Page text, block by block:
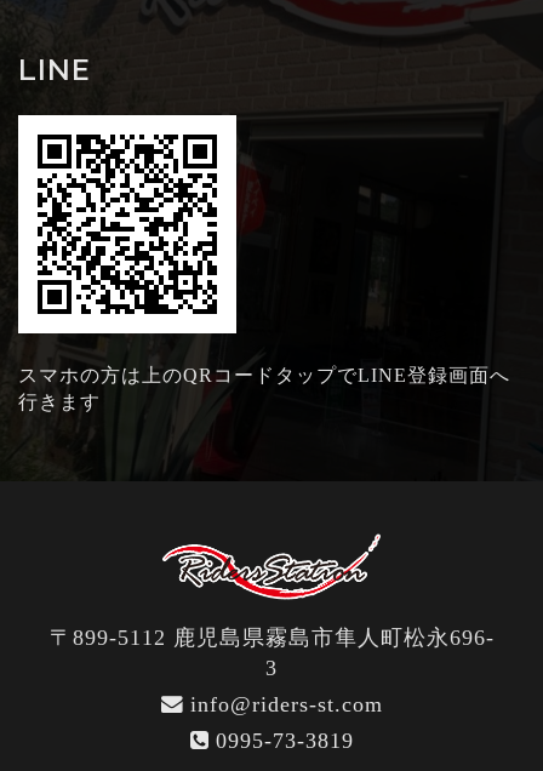
LINE
スマホの方は上のQRコードタップでLINE登録画面へ
行きます
〒899-5112 鹿児島県霧島市隼人町松永696-
3
info@riders-st.com
0995-73-3819